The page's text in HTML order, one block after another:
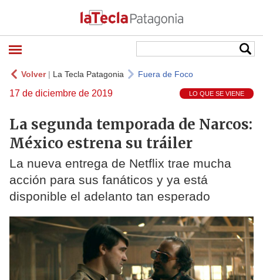
Volver| La Tecla Patagonia Fuera de Foco
17 de diciembre de 2019 LO QUE SE VIENE
La segunda temporada de Narcos:
México estrena su tráiler
La nueva entrega de Netflix trae mucha
acción para sus fanáticos y ya está
disponible el adelanto tan esperado